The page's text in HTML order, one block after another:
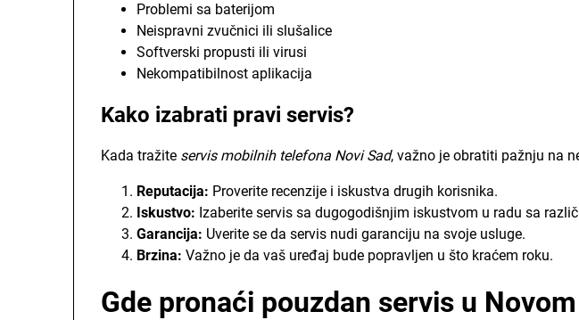
Problemi sa baterijom
Neispravni zvučnici ili slušalice
Softverski propusti ili virusi
Nekompatibilnost aplikacija
Kako izabrati pravi servis?
Kada tražite servis mobilnih telefona Novi Sad, važno je obratiti pažnju na
Reputacija: Proverite recenzije i iskustva drugih korisnika.
Iskustvo: Izaberite servis sa dugogodišnjim iskustvom u radu sa
Garancija: Uverite se da servis nudi garanciju na svoje usluge.
Brzina: Važno je da vaš uređaj bude popravljen u što kraćem roku.
Gde pronaći pouzdan servis u